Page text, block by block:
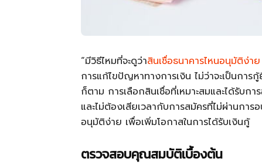
“มีวิธีไหมที่จะดูว่าสินเชื่อธนาคารไหนอนุมัติง่าย
การแก้ไขปัญหาทางการเงิน ไม่ว่าจะเป็นกา
ก็ตาม การเลือกสินเชื่อที่เหมาะสมและได้รับ
และไม่ต้องเสียเวลากับการสมัครที่ไม่ผ่านการ
อนุมัติง่าย เพื่อเพิ่มโอกาสในการได้รับเงินกู้
ตรวจสอบคุณสมบัติเบื้องต้น